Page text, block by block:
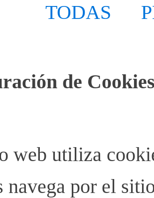
TODAS
de
web utiliza
navega por el